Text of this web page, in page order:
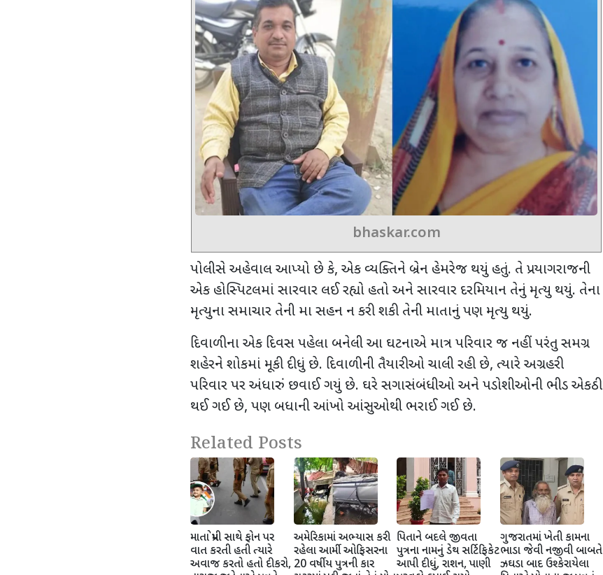
bhaskar.com
પોલીસે અહેવાલ આપ્યો છે કે, એક વ્યક્તિને બ્રેન હેમરેજ થયું હતું. તે પ્રયાગરાજની
એક હોસ્પિટલમાં સારવાર લઈ રહ્યો હતો અને સારવાર દરમિયાન તેનું મૃત્યુ થયું. તેના
મૃત્યુના સમાચાર તેની મા સહન ન કરી શકી તેની માતાનું પણ મૃત્યુ થયું.
દિવાળીના એક દિવસ પહેલા બનેલી આ ઘટનાએ માત્ર પરિવાર જ નહીં પરંતુ સમગ્ર
શહેરને શોકમાં મૂકી દીધું છે. દિવાળીની તૈયારીઓ ચાલી રહી છે, ત્યારે અગ્રહરી
પરિવાર પર અંધારું છવાઈ ગયું છે. ઘરે સગાસંબંધીઓ અને પડોશીઓની ભીડ એકઠી
થઈ ગઈ છે, પણ બધાની આંખો આંસુઓથી ભરાઈ ગઈ છે.
Related Posts
માતા પ્રેમી સાથે ફોન પર
વાત કરતી હતી ત્યારે
અવાજ કરતો હતો દીકરો,
અમેરિકામાં અભ્યાસ કરી
રહેલા આર્મી ઓફિસરના
20 વર્ષીય પુત્રની કાર
પિતાને બદલે જીવતા
પુત્રના નામનું ડેથ સર્ટિફિકેટ
આપી દીધું, રાશન, પાણી
ગુજરાતમાં ખેતી કામના
ભાડા જેવી નજીવી બાબતે
ઝઘડા બાદ ઉશ્કેરાયેલા